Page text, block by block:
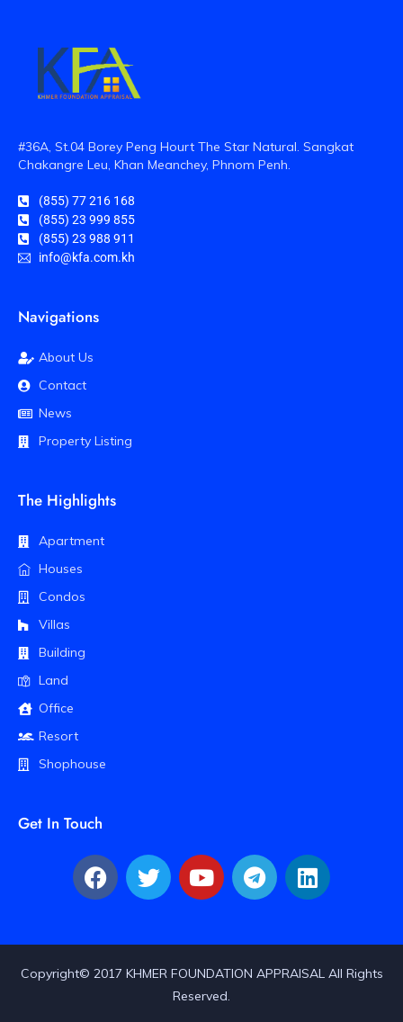
#36A, St.04 Borey Peng Hourt The Star Natural. Sangkat
Chakangre Leu, Khan Meanchey, Phnom Penh.
(855) 77 216 168
(855) 23 999 855
(855) 23 988 911
info@kfa.com.kh
Navigations
About Us
Contact
News
Property Listing
The Highlights
Apartment
Houses
Condos
Villas
Building
Land
Office
Resort
Shophouse
Get In Touch
Copyright© 2017 KHMER FOUNDATION APPRAISAL All Rights
Reserved.